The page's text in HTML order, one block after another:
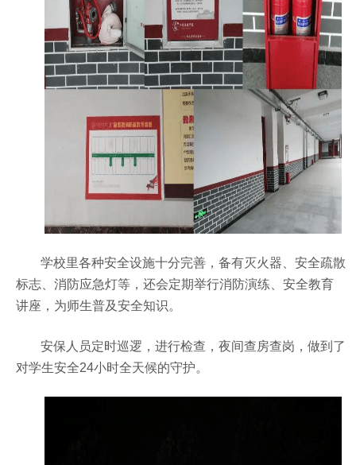
学校里各种安全设施十分完善，备有灭火器、安全疏散
标志、消防应急灯等，还会定期举行消防演练、安全教育
讲座，为师生普及安全知识。
安保人员定时巡逻，进行检查，夜间查房查岗，做到了
对学生安全24小时全天候的守护。